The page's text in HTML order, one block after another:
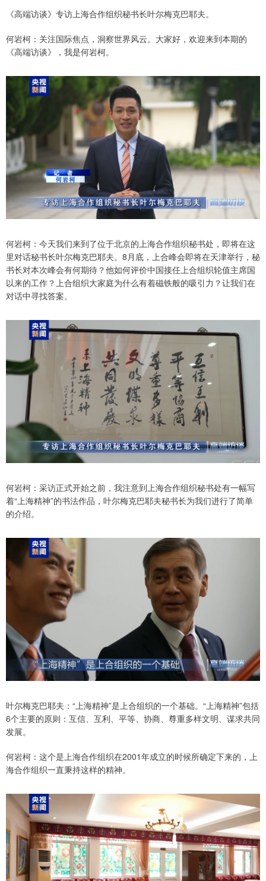
《高端访谈》专访上海合作组织秘书长叶尔梅克巴耶夫。
何岩柯：关注国际焦点，洞察世界风云。大家好，欢迎来到本期的
《高端访谈》，我是何岩柯。
何岩柯：今天我们来到了位于北京的上海合作组织秘书处，即将在这
里对话秘书长叶尔梅克巴耶夫。8月底，上合峰会即将在天津举行，秘
书长对本次峰会有何期待？他如何评价中国接任上合组织轮值主席国
以来的工作？上合组织大家庭为什么有着磁铁般的吸引力？让我们在
对话中寻找答案。
何岩柯：采访正式开始之前，我注意到上海合作组织秘书处有一幅写
着“上海精神”的书法作品，叶尔梅克巴耶夫秘书长为我们进行了简单
的介绍。
叶尔梅克巴耶夫：“上海精神”是上合组织的一个基础。“上海精神”包括
6个主要的原则：互信、互利、平等、协商、尊重多样文明、谋求共同
发展。
何岩柯：这个是上海合作组织在2001年成立的时候所确定下来的，上
海合作组织一直秉持这样的精神。